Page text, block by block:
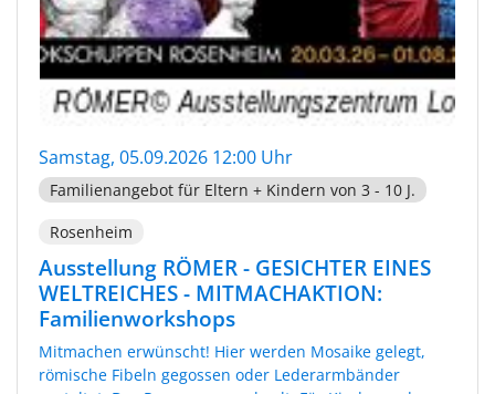
Samstag, 05.09.2026 12:00 Uhr
Familienangebot für Eltern + Kindern von 3 - 10 J.
Rosenheim
Ausstellung RÖMER - GESICHTER EINES
WELTREICHES - MITMACHAKTION:
Familienworkshops
Mitmachen erwünscht! Hier werden Mosaike gelegt,
römische Fibeln gegossen oder Lederarmbänder